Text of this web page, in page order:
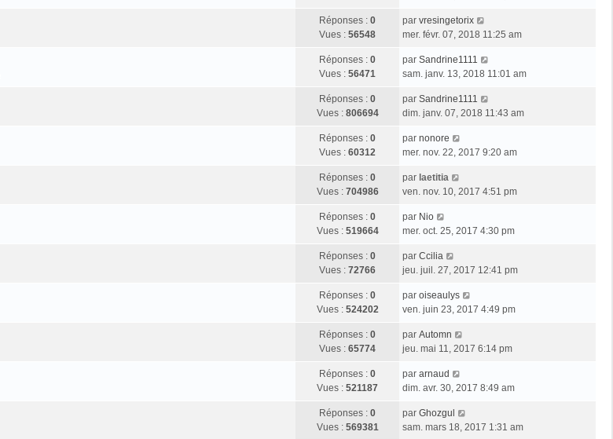
Réponses : 0
Vues : 56548
par vresingetorix
mer. févr. 07, 2018 11:25 am
Réponses : 0
Vues : 56471
par Sandrine1111
sam. janv. 13, 2018 11:01 am
Réponses : 0
Vues : 806694
par Sandrine1111
dim. janv. 07, 2018 11:43 am
Réponses : 0
Vues : 60312
par nonore
mer. nov. 22, 2017 9:20 am
Réponses : 0
Vues : 704986
par laetitia
ven. nov. 10, 2017 4:51 pm
Réponses : 0
Vues : 519664
par Nio
mer. oct. 25, 2017 4:30 pm
Réponses : 0
Vues : 72766
par Ccilia
jeu. juil. 27, 2017 12:41 pm
Réponses : 0
Vues : 524202
par oiseaulys
ven. juin 23, 2017 4:49 pm
Réponses : 0
Vues : 65774
par Automn
jeu. mai 11, 2017 6:14 pm
Réponses : 0
Vues : 521187
par arnaud
dim. avr. 30, 2017 8:49 am
Réponses : 0
Vues : 569381
par Ghozgul
sam. mars 18, 2017 1:31 am